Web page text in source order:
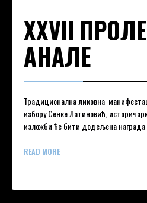
XXVII
АНАЛЕ
Традиционална ликовна
избору Сенке Латиновић,
изложби ће бити додељена награда
READ MORE